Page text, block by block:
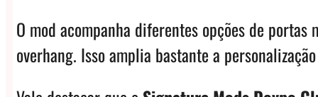
O mod acompanha diferentes opções de
overhang. Isso amplia bastante a